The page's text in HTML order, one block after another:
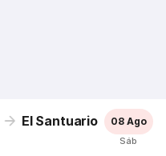
El Santuario 08 Ago
Sáb